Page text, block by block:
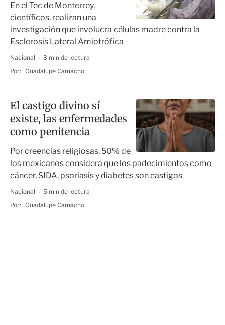
En el Tec de Monterrey,
científicos, realizan una
investigación que involucra células madre contra la
Esclerosis Lateral Amiotrófica
Nacional
3 min de lectura
Por: Guadalupe Camacho
El castigo divino sí
existe, las enfermedades
como penitencia
Por creencias religiosas, 50% de
los mexicanos considera que los padecimientos como
cáncer, SIDA, psoriasis y diabetes son castigos
Nacional
5 min de lectura
Por: Guadalupe Camacho